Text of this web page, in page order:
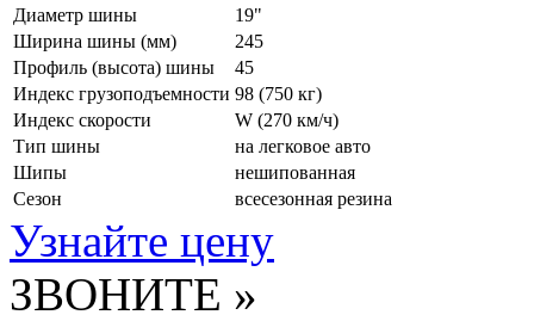
Диаметр шины
19"
Ширина шины (мм)
245
Профиль (высота) шины
45
Индекс грузоподъемности 98 (750 кг)
Индекс скорости
W (270 км/ч)
Тип шины
на легковое авто
Шипы
нешипованная
Сезон
всесезонная резина
Узнайте цену
ЗВОНИТЕ »